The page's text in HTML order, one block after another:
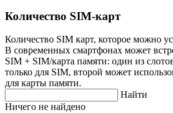
Количество SIM-карт
Количество SIM карт, которое можно
В современных смартфонах может
SIM + SIM/карта памяти: один из
только для SIM, второй может
для карты памяти.
Найти
Ничего не найдено